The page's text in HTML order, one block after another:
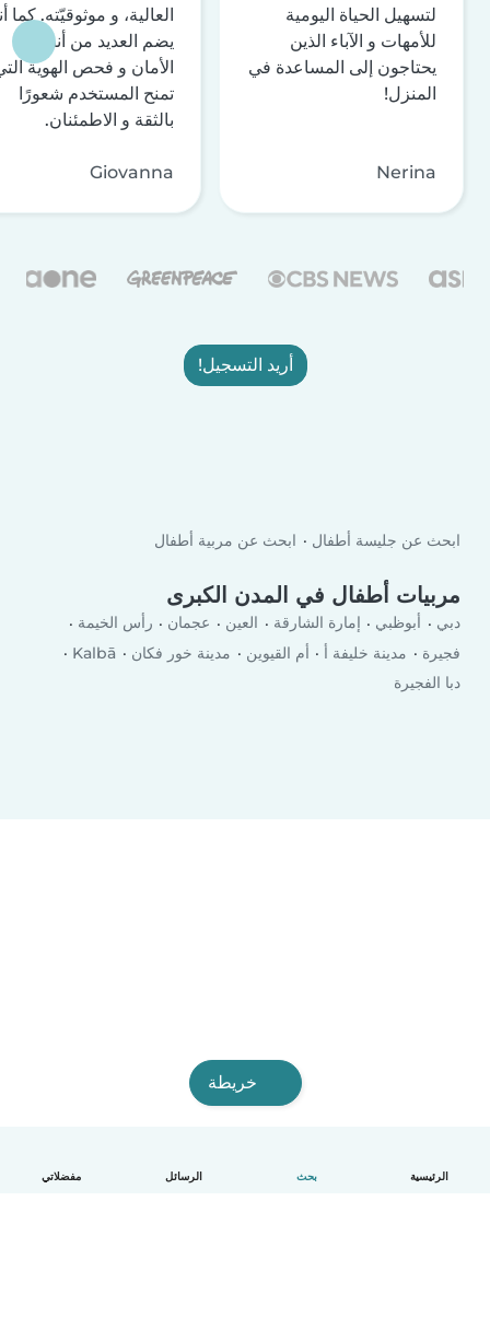
الرئيسية بحث الرسائل مفضلاتي
لتسهيل الحياة اليومية
للأمهات و الآباء الذين
يحتاجون إلى المساعدة في
المنزل!
Nerina
العالية، و موثوقيّته. كما
يضم العديد من أنظمة
الأمان و فحص الهوية
تمنح المستخدم شعورًا
بالثقة و الاطمئنان.
Giovanna
أريد التسجيل!
ابحث عن جليسة أطفال ابحث عن مربية أطفال
مربيات أطفال في المدن الكبرى
دبي أبوظبي إمارة الشارقة العين عجمان
رأس الخيمة
فجيرة
مدينة خليفة أ أم القيوين مدينة خور فكان
Kalbā
دبا الفجيرة
خريطة